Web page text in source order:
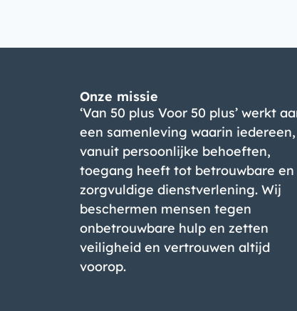
Onze missie
‘Van 50 plus Voor 50 plus’ werkt
een samenleving waarin iedereen,
vanuit persoonlijke behoeften,
toegang heeft tot betrouwbare en
zorgvuldige dienstverlening. Wij
beschermen mensen tegen
onbetrouwbare hulp en zetten
veiligheid en vertrouwen altijd
voorop.